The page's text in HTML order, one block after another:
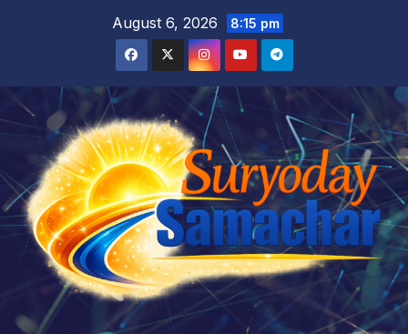
August 6, 2026 8:15 pm